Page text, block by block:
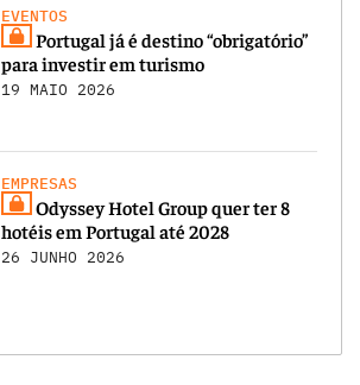
EVENTOS
Portugal já é destino “obrigatório”
para investir em turismo
19 MAIO 2026
EMPRESAS
Odyssey Hotel Group quer ter 8
hotéis em Portugal até 2028
26 JUNHO 2026